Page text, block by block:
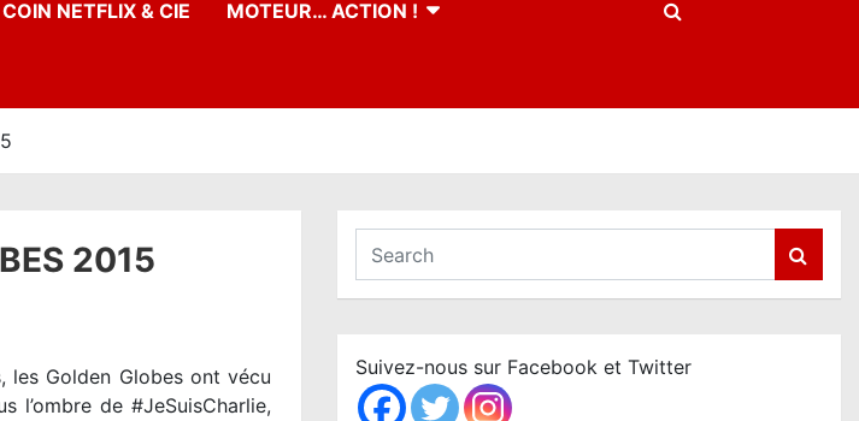
NETFLIX & CIE MOTEUR… ACTION !
2015
les Golden Globes ont vécu
l’ombre de #JeSuisCharlie,
a
c
h
Suivez-nous sur Facebook et Twitter